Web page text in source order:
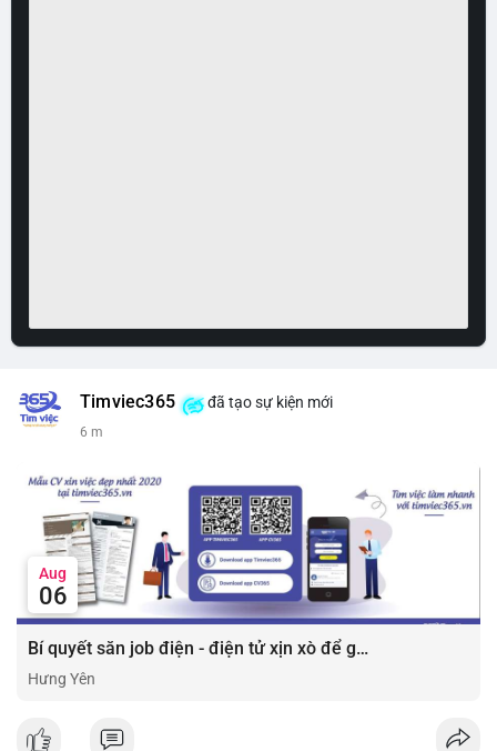
Timviec365 đã tạo sự kiện mới
6 m
Aug
06
Bí quyết săn job điện - điện tử xịn xò để gia tăng thu nhập ⚡
Hưng Yên